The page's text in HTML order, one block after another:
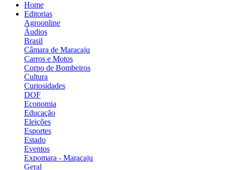
Home
Editorias
Agroonline
Áudios
Brasil
Câmara de Maracaju
Carros e Motos
Corpo de Bombeiros
Cultura
Curiosidades
DOF
Economia
Educação
Eleições
Esportes
Estado
Eventos
Expomara - Maracaju
Geral